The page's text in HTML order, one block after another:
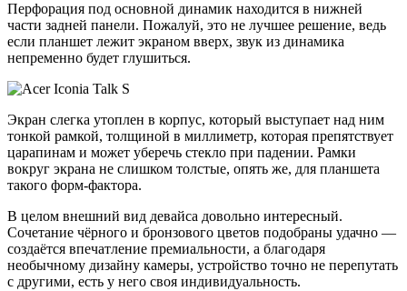
Перфорация под основной динамик находится в нижней
части задней панели. Пожалуй, это не лучшее решение, ведь
если планшет лежит экраном вверх, звук из динамика
непременно будет глушиться.
Экран слегка утоплен в корпус, который выступает над ним
тонкой рамкой, толщиной в миллиметр, которая препятствует
царапинам и может уберечь стекло при падении. Рамки
вокруг экрана не слишком толстые, опять же, для планшета
такого форм-фактора.
В целом внешний вид девайса довольно интересный.
Сочетание чёрного и бронзового цветов подобраны удачно —
создаётся впечатление премиальности, а благодаря
необычному дизайну камеры, устройство точно не перепутать
с другими, есть у него своя индивидуальность.